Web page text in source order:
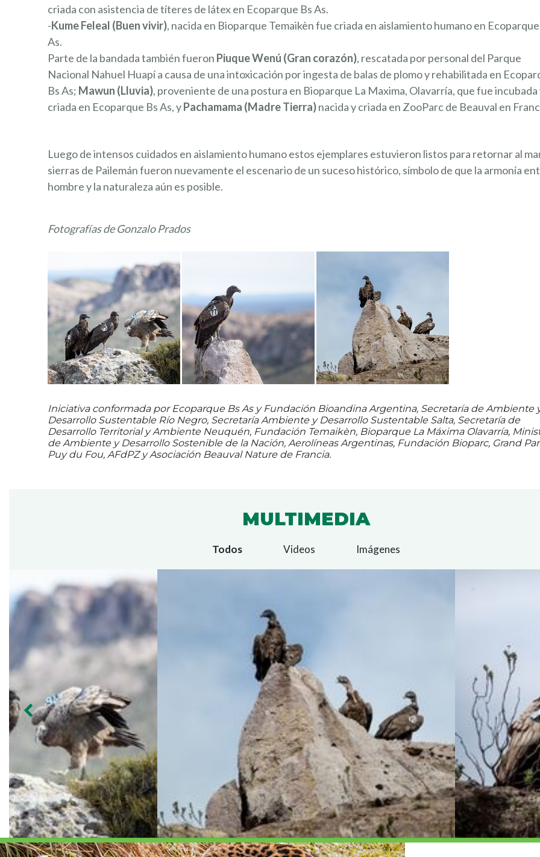
¡EN
¿TE GUSTARÍA TRABAJAR EN UN LUGAR
Y EN CONTACTO CON LA NATURALEZA?
criada con asistencia de títeres de látex en Ecoparque Bs As.
-Kume Feleal (Buen vivir), nacida en Bioparque Temaikèn fue criada en aislamiento humano en
As.
Parte de la bandada también fueron Piuque Wenú (Gran corazón), rescatada por personal del Parque
Nacional Nahuel Huapí a causa de una intoxicación por ingesta de balas de plomo y rehabilitada en
Bs As; Mawun (Lluvia), proveniente de una postura en Bioparque La Maxima, Olavarría, que fue incubada
criada en Ecoparque Bs As, yPachamama (Madre Tierra)nacida y criada en ZooParc de Beauval en
Luego de intensos cuidados en aislamiento humano estos ejemplares estuvieron listos para retornar al
sierras de Pailemán fueron nuevamente el escenario de un suceso histórico, símbolo de que la armonía
hombre y la naturaleza aún es posible.
Fotografías de Gonzalo Prados
Iniciativa conformada por Ecoparque Bs As y Fundación Bioandina Argentina, Secretaría de Ambiente
Desarrollo Sustentable Río Negro, Secretaría Ambiente y Desarrollo Sustentable Salta, Secretaría de
Desarrollo Territorial y Ambiente Neuquén, Fundación Temaikèn, Bioparque La Máxima Olavarría,
de Ambiente y Desarrollo Sostenible de la Nación, Aerolíneas Argentinas, Fundación Bioparc, Grand
Puy du Fou, AFdPZ y Asociación Beauval Nature de Francia.
MULTIMEDIA
Todos Videos Imágenes